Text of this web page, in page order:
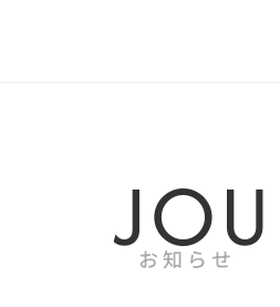
JOU
お知らせ